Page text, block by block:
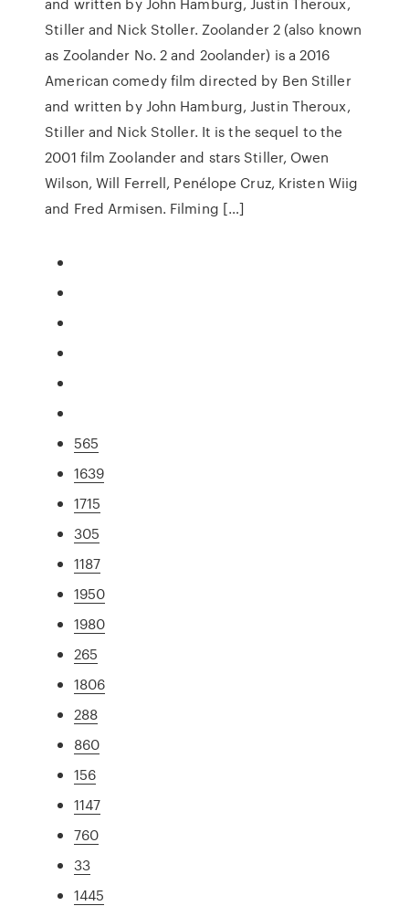
Stiller and Nick Stoller. Zoolander 2 (also known
as Zoolander No. 2 and 2oolander) is a 2016
American comedy film directed by Ben Stiller
and written by John Hamburg, Justin Theroux,
Stiller and Nick Stoller. It is the sequel to the
2001 film Zoolander and stars Stiller, Owen
Wilson, Will Ferrell, Penélope Cruz, Kristen Wiig
and Fred Armisen. Filming […]
565
1639
1715
305
1187
1950
1980
265
1806
288
860
156
1147
760
33
1445